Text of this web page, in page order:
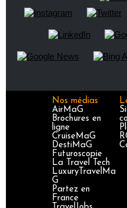
Nos médias
AirMaG
Brochures en
ligne
CruiseMaG
DestiMaG
Futuroscopie
La Travel Tech
LuxuryTravelMa
G
Partez en
France